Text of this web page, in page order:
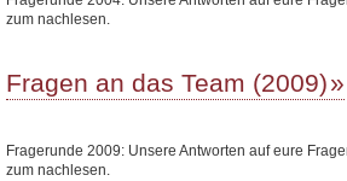
zum nachlesen.
Fragen an das Team (2009)
Fragerunde 2009: Unsere Antworten auf eure
zum nachlesen.